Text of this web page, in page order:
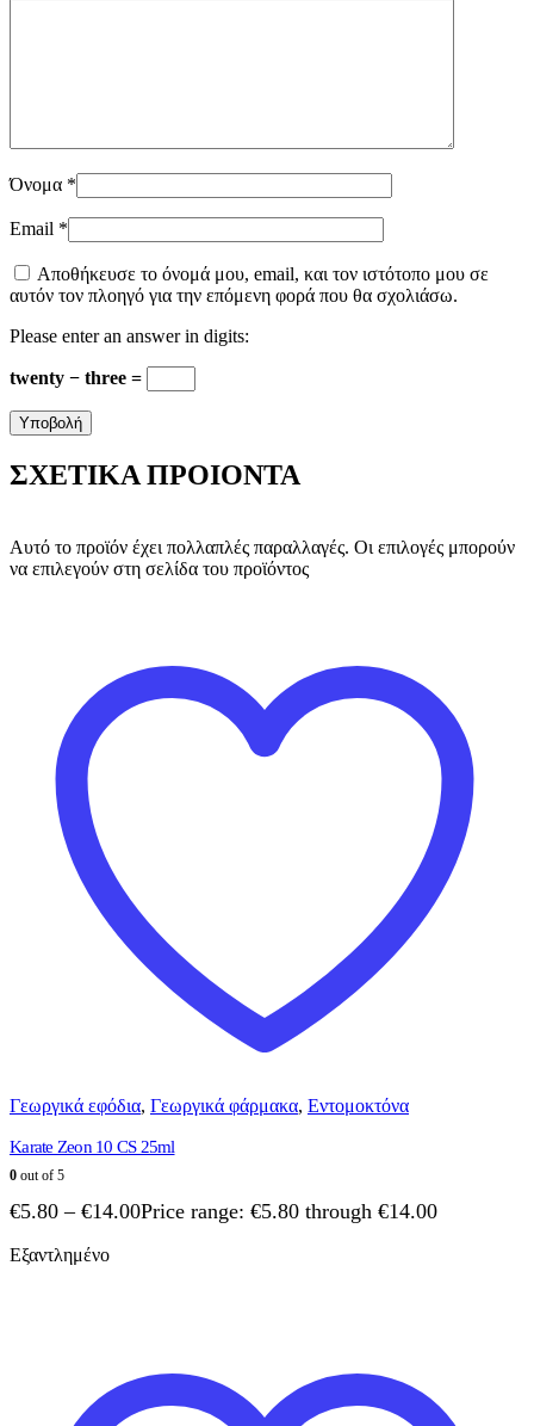
Όνομα *
Email *
Αποθήκευσε το όνομά μου, email, και τον ιστότοπο μου σε
αυτόν τον πλοηγό για την επόμενη φορά που θα σχολιάσω.
Please enter an answer in digits:
twenty − three =
ΣΧΕΤΙΚΑ ΠΡΟΙΟΝΤΑ
Αυτό το προϊόν έχει πολλαπλές παραλλαγές. Οι επιλογές μπορούν
να επιλεγούν στη σελίδα του προϊόντος
Γεωργικά εφόδια, Γεωργικά φάρμακα, Εντομοκτόνα
Karate Zeon 10 CS 25ml
0 out of 5
€5.80 – €14.00Price range: €5.80 through €14.00
Εξαντλημένο